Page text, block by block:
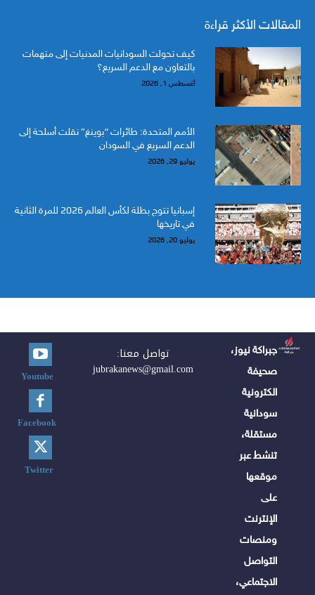
المقالات الأكثر قراءة
كيف تحولت السودانيات المدنيات إلى متهمات
بالتعاون مع الدعم السريع؟
أغسطس 1, 2026
الأمم المتحدة: طائرات “بوينغ” نقلت أسلحة إلى
الدعم السريع في السودان
يوليو 29, 2026
إسبانيا تتوج بطلة لكأس العالم 2026 للمرة الثانية
في تاريخها
يوليو 20, 2026
جبراكة نيوز،
صحيفة
الكترونية
سودانية
مستقلة،
تنشط عبر
موقعها
على
الإنترنت
ومنصات
التواصل
الاجتماعي،
تواصل معنا:
jubrakanews@gmail.com
Youtube
Facebook
Twitter